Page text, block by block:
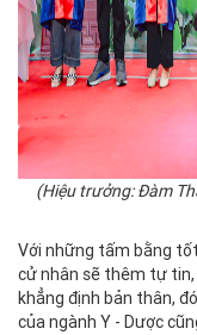
(Hiệu trưởng: Đàm
Với những tấm bằng
cử nhân sẽ thêm tự
khẳng định bản thân,
của ngành Y - Dược